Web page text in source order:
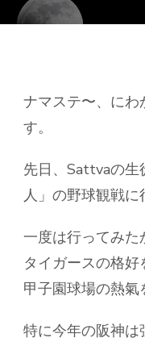
ナマステ〜、に
す。
先日、Sattvaの生
人」の野球観戦に
一度は行ってみ
タイガースの格
甲子園球場の熱氣
特に今年の阪神